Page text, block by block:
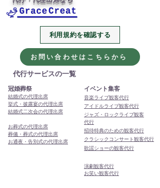
2026年、今年も代行・代
理出席サービスをよろし
くお願いします
利用規約を確認する
お問い合わせはこちらから
代行サービスの一覧
冠婚葬祭
結婚式の代理出席
挙式・披露宴の代理出席
結婚式二次会の代理出席
お葬式の代理出席
葬儀・葬式の代理出席
お通夜・告別式の代理出席
イベント集客
音楽ライブ観客代行
アイドルライブ観客代行
ジャズ・ロックライブ観客
代行
招待特典のための観客代行
クラシックコンサート観客代行
歌謡ショーの観客代行
演劇観客代行
お笑い観客代行